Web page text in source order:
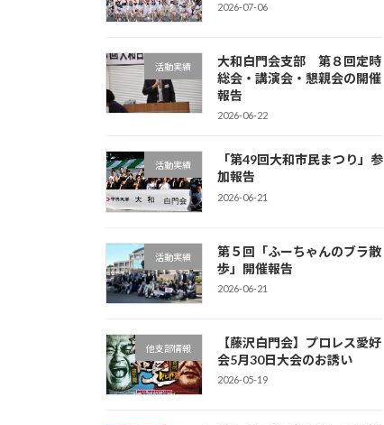
2026-07-06
活動実績
大和白門会支部 第８回定時
総会・講演会・懇親会の開催
報告
2026-06-22
活動実績
「第49回大和市民まつり」参
加報告
2026-06-21
活動実績
第５回「ふーちゃんのブラ散
歩」開催報告
2026-06-21
他支部情報
【藤沢白門会】プロレス愛好
会5月30日大会のお誘い
2026-05-19